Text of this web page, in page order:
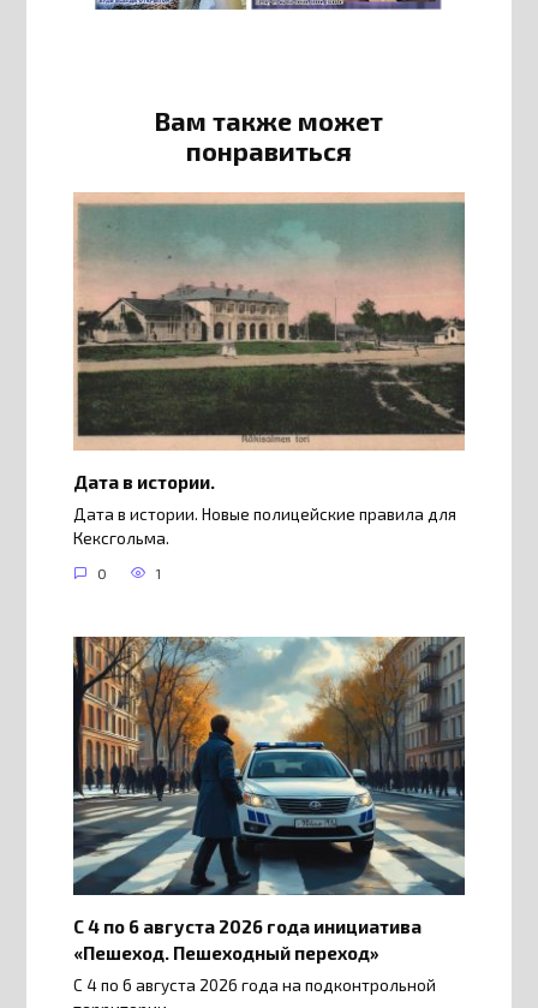
Вам также может
понравиться
Дата в истории.
Дата в истории. Новые полицейские правила для
Кексгольма.
0 1
С 4 по 6 августа 2026 года инициатива
«Пешеход. Пешеходный переход»
С 4 по 6 августа 2026 года на подконтрольной